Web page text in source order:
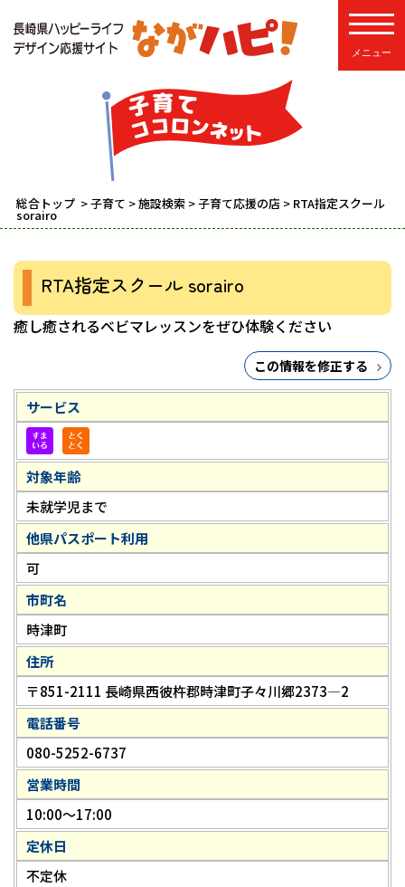
総合トップ >子育て >施設検索 >子育て応援の店 > RTA指定スクール
sorairo
RTA指定スクール sorairo
癒し癒されるベビマレッスンをぜひ体験ください
この情報を修正する
サービス
対象年齢
未就学児まで
他県パスポート利用
可
市町名
時津町
住所
〒851-2111 長崎県西彼杵郡時津町子々川郷2373―2
電話番号
080-5252-6737
営業時間
10:00～17:00
定休日
不定休